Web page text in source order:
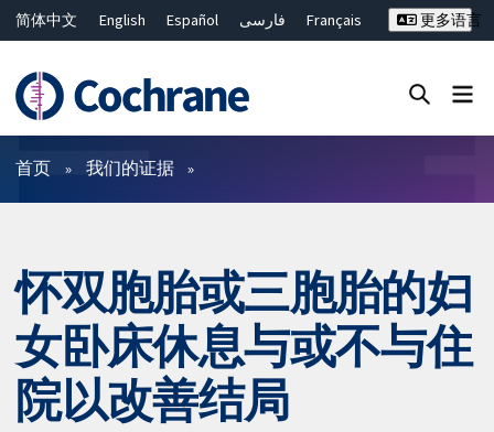
简体中文 English Español فارسی
Français
ไทย
繁體中文
更多语言
过滤
首页 我们的证据
怀双胞胎或三胞胎的妇
女卧床休息与或不与住
院以改善结局